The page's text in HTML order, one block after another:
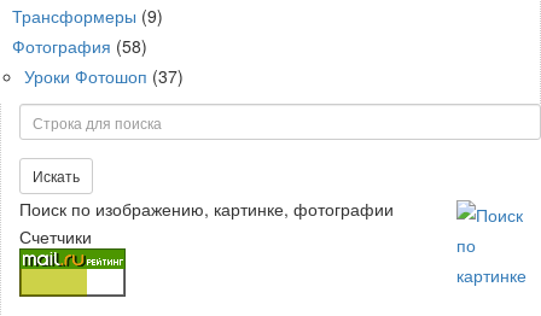
Трансформеры (9)
Фотография (58)
Уроки Фотошоп (37)
Поиск
Искать
Поиск по изображению, картинке, фотографии
Счетчики